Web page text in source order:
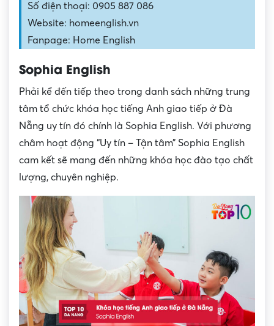
Số điện thoại: 0905 887 086
Website: homeenglish.vn
Fanpage: Home English
Sophia English
Phải kể đến tiếp theo trong danh sách những trung
tâm tổ chức khóa học tiếng Anh giao tiếp ở Đà
Nẵng uy tín đó chính là Sophia English. Với phương
châm hoạt động “Uy tín – Tận tâm” Sophia English
cam kết sẽ mang đến những khóa học đào tạo chất
lượng, chuyên nghiệp.